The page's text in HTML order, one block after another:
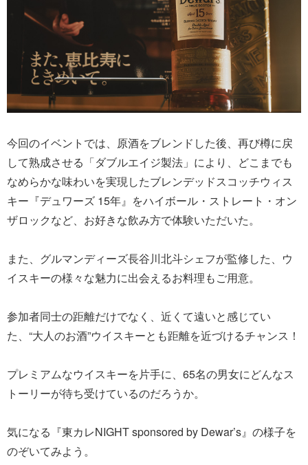
今回のイベントでは、原酒をブレンドした後、再び樽に戻
して熟成させる「ダブルエイジ製法」により、どこまでも
なめらかな味わいを実現したブレンデッドスコッチウィス
キー『デュワーズ 15年』をハイボール・ストレート・オン
ザロックなど、お好きな飲み方で体験いただいた。
また、グルマンディーズ長谷川北斗シェフが監修した、ウ
イスキーの様々な魅力に出会えるお料理もご用意。
参加者同士の距離だけでなく、近くて遠いと感じてい
た、“大人のお酒”ウイスキーとも距離を近づけるチャンス！
プレミアムなウイスキーを片手に、65名の男女にどんなス
トーリーが待ち受けているのだろうか。
気になる『東カレNIGHT sponsored by Dewar’s』の様子を
のぞいてみよう。